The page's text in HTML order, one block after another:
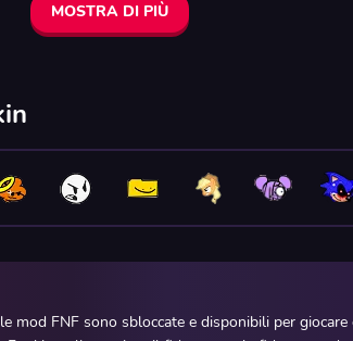
MOSTRA DI PIÙ
FNF sono sbloccate e disponibili per